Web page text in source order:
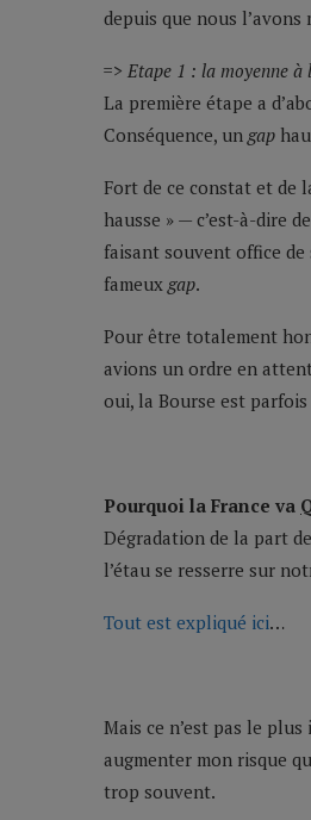
depuis que nous
=> Etape 1 : la moyenne à
La première étape a
Conséquence, un gap
Fort de ce constat et de
hausse » — c’est-à-dire
faisant souvent office
fameux gap.
Pour être totalement
avions un ordre en
oui, la Bourse est
Pourquoi la France va
Dégradation de la part
l’étau se resserre sur
Tout est expliqué ici…
Mais ce n’est pas le plus
augmenter mon risque
trop souvent.